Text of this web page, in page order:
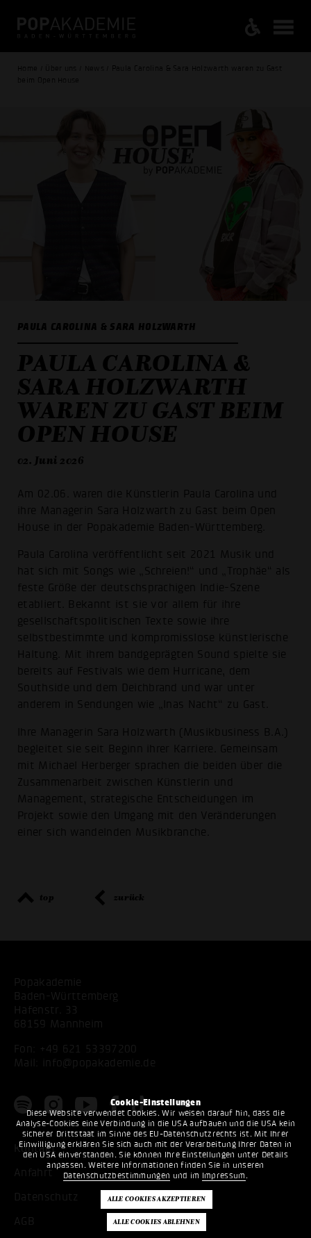
Cookie-Einstellungen
Diese Website verwendet Cookies. Wir weisen darauf hin, dass die
Analyse-Cookies eine Verbindung in die USA aufbauen und die USA kein
sicherer Drittstaat im Sinne des EU-Datenschutzrechts ist. Mit Ihrer
Einwilligung erklären Sie sich auch mit der Verarbeitung Ihrer Daten in
den USA einverstanden. Sie können Ihre Einstellungen unter Details
anpassen. Weitere Informationen finden Sie in unseren
Datenschutzbestimmungen und im Impressum .
Home / Über uns / News / Paula Carolina & Sara Holzwarth waren zu Gast
beim Open House
PAULA CAROLINA & SARA HOLZWARTH
PAULA CAROLINA &
SARA HOLZWARTH
WAREN ZU GAST BEIM
OPEN HOUSE
02. Juni 2026
Am 02.06. waren die Künstlerin Paula Carolina und
ihre Managerin Sara Holzwarth zu Gast beim Open
House in der Popakademie Baden-Württemberg.
Paula Carolina veröffentlicht seit 2021 Musik und
hat sich mit Songs wie „Schreien!“ und „Trophäe“ als
feste Größe der deutschsprachigen Indie-Szene
etabliert. Bekannt ist sie vor allem für ihre
gesellschaftspolitischen Texte sowie ihre
selbstbestimmte und kompromisslose künstlerische
Haltung. Mit ihrem bandgeprägten Sound spielte sie
bereits auf Festivals wie dem Hurricane, dem
Southside und dem Deichbrand und war unter
anderem in Sendungen wie „Inas Nacht“ zu Gast.
Ihre Managerin Sara Holzwarth (Musikbusiness B.A.)
begleitet sie seit Beginn ihrer Karriere. Gemeinsam
mit Michael Herberger sprachen die beiden über die
Zusammenarbeit zwischen Künstlerin und
Management, strategische Entscheidungen im
Projekt sowie den Umgang mit den Veränderungen
einer sich wandelnden Musikbranche.
top zurück
Popakademie
Baden-Württemberg
Hafenstr. 33
68159 Mannheim
Fon:
+49 621 53397200
Mail:
info@popakademie.de
Kontakt
Anfahrt
Datenschutz
AGB